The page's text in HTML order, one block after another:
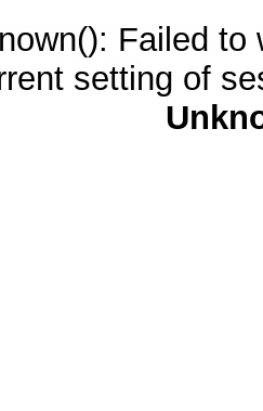
Failed
setting of